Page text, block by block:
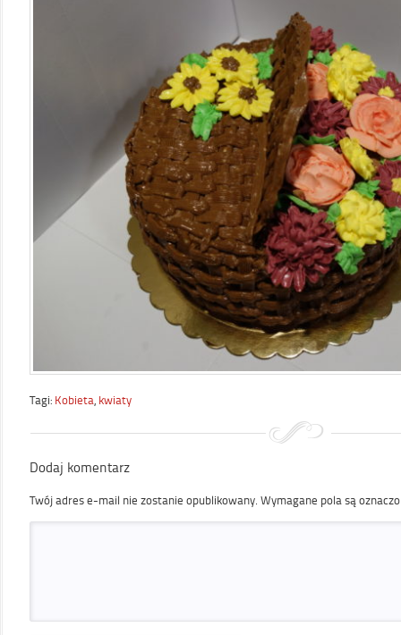
Tagi: Kobieta, kwiaty
Dodaj komentarz
Twój adres e-mail nie zostanie opublikowany. Wymagane pola są